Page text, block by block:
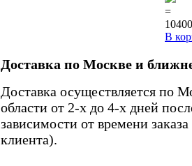
=
В
Доставка по Москве и
Доставка осуществляется по
области от 2-х до 4-х дней
зависимости от времени
клиента).